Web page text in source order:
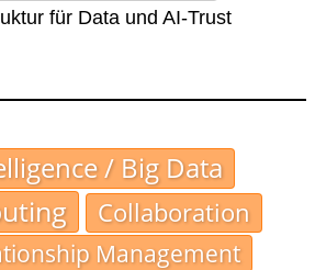
für Data und AI-Trust
/ Big Data
Collaboration
Management